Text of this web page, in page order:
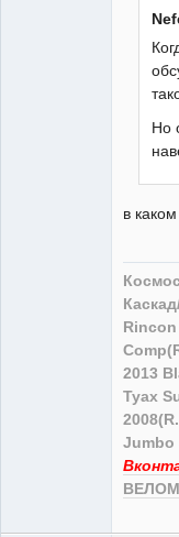
Но
в
2013
Tyax
Jumbo